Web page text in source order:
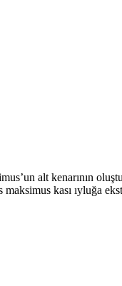
alt kenarının
kası ıyluğa